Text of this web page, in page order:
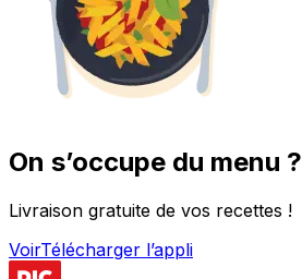
On s’occupe du menu ?
Livraison gratuite de vos recettes !
VoirTélécharger l’appli